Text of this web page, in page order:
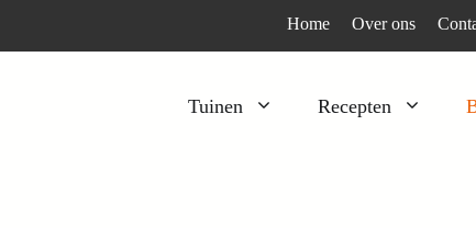
Home Over ons
Tuinen Recepten